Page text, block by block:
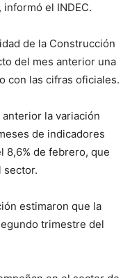
el INDEC.
de la Construcción
del mes anterior una
con las cifras oficiales.
la variación
de indicadores
8,6% de febrero, que
sector.
estimaron que la
trimestre del